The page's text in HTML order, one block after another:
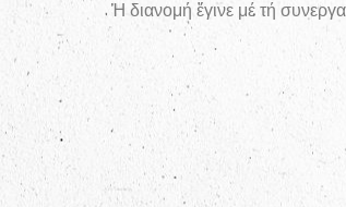
Ἡ διανομή ἔγινε μέ τή